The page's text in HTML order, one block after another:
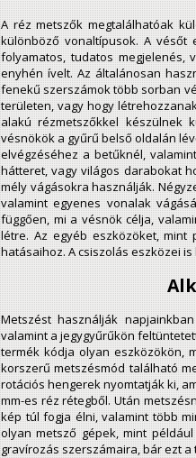
A réz metszők megtalálhatóak
különböző vonaltípusok. A vésőt
folyamatos, tudatos megjelenés,
enyhén ívelt. Az általánosan
fenekű szerszámok több sorban
területen, vagy hogy
alakú rézmetszőkkel készülnek
vésnökök a gyűrű belső oldalán
elvégzéséhez a betűknél,
hátteret, vagy világos darabokat
mély vágásokra használják.
valamint egyenes vonalak
függően, mi a vésnök célja,
létre. Az egyéb eszközöket,
hatásaihoz. A csiszolás eszközei
Metszést használják
valamint a jegygyűrűkön
termék kódja olyan eszközökön,
korszerű metszésmód található
rotációs hengerek nyomtatják ki,
mm-es réz rétegből. Után
kép túl fogja élni, valamint több
olyan metsző gépek, mint
gravírozás szerszámaira, bár ezt